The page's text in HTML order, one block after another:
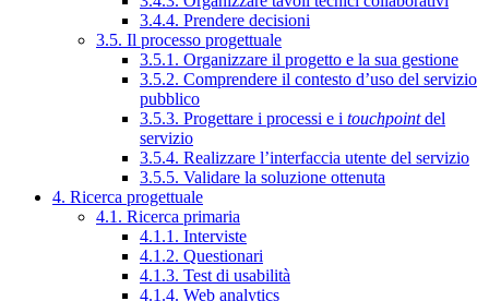
3.4.4. Prendere decisioni
3.5. Il processo progettuale
3.5.1. Organizzare il progetto e la sua gestione
3.5.2. Comprendere il contesto d’uso del servizio
pubblico
3.5.3. Progettare i processi e i touchpointdel
servizio
3.5.4. Realizzare l’interfaccia utente del servizio
3.5.5. Validare la soluzione ottenuta
4. Ricerca progettuale
4.1. Ricerca primaria
4.1.1. Interviste
4.1.2. Questionari
4.1.3. Test di usabilità
4.1.4. Web analytics